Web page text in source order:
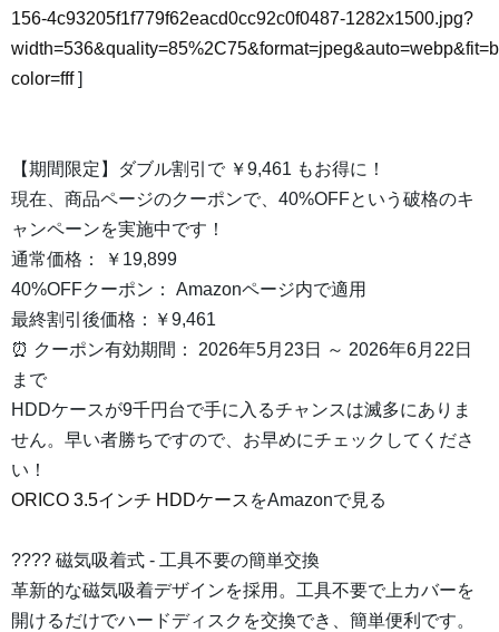
156-4c93205f1f779f62eacd0cc92c0f0487-1282x1500.jpg?
color=fff]
【期間限定】ダブル割引で ￥9,461 もお得に！
現在、商品ページのクーポンで、40%OFFという破格のキ
ャンペーンを実施中です！
通常価格： ￥19,899
40%OFFクーポン： Amazonページ内で適用
最終割引後価格：￥9,461
⏰ クーポン有効期間： 2026年5月23日 ～ 2026年6月22日
まで
HDDケースが9千円台で手に入るチャンスは滅多にありま
せん。早い者勝ちですので、お早めにチェックしてくださ
い！
ORICO 3.5インチ HDDケース をAmazonで見る
???? 磁気吸着式 - 工具不要の簡単交換
革新的な磁気吸着デザインを採用。工具不要で上カバーを
開けるだけでハードディスクを交換でき、簡単便利です。